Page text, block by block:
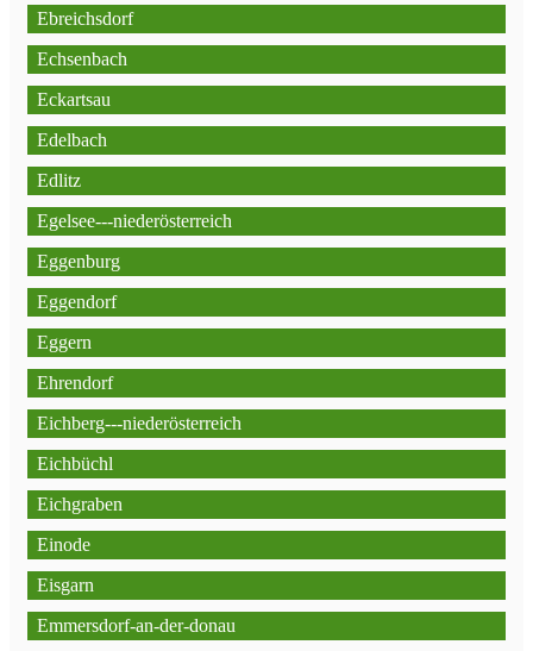
Ebreichsdorf
Echsenbach
Eckartsau
Edelbach
Edlitz
Egelsee---niederösterreich
Eggenburg
Eggendorf
Eggern
Ehrendorf
Eichberg---niederösterreich
Eichbüchl
Eichgraben
Einode
Eisgarn
Emmersdorf-an-der-donau